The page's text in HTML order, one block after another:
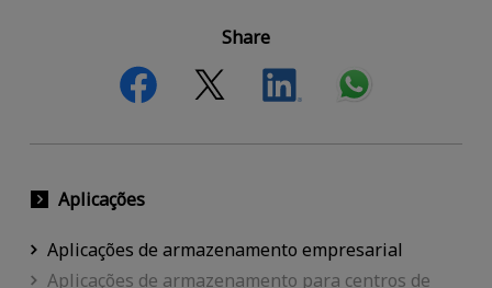
Share
Aplicações
Aplicações de armazenamento empresarial
Aplicações de armazenamento para centros de